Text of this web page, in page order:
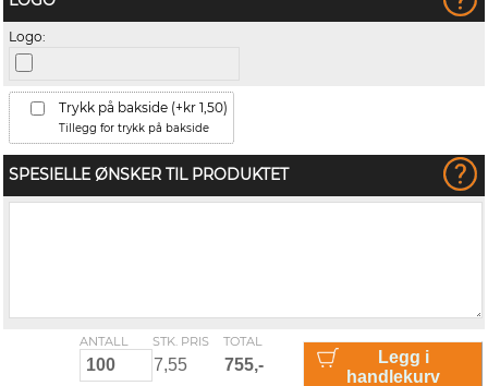
Logo:
Trykk på bakside (+kr 1,50)
Tillegg for trykk på bakside
SPESIELLE ØNSKER TIL PRODUKTET
ANTALL STK. PRIS TOTAL
Legg i
handlekurv